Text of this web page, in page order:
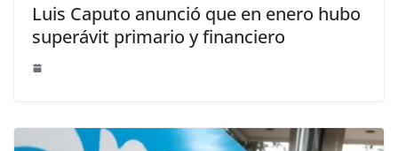
Luis Caputo anunció que en enero hubo
superávit primario y financiero